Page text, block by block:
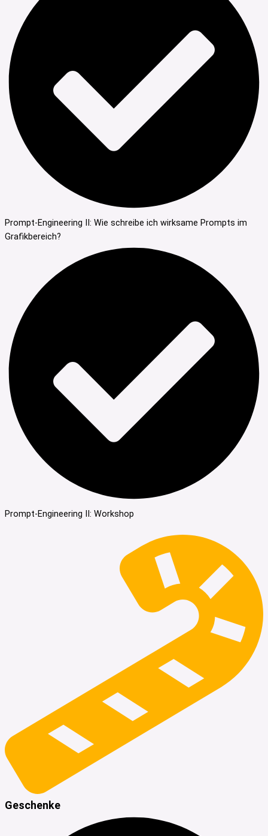
Prompt-Engineering II: Wie schreibe ich wirksame Prompts im
Grafikbereich?
Prompt-Engineering II: Workshop
Geschenke